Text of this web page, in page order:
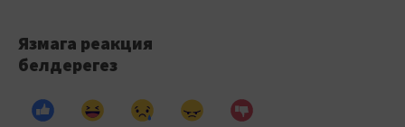
Язмага реакция
белдерегез